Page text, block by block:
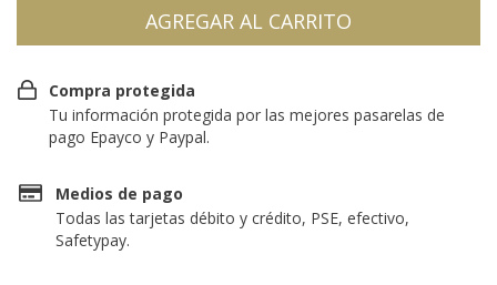
Compra protegida
Tu información protegida por las mejores pasarelas de
pago Epayco y Paypal.
Medios de pago
Todas las tarjetas débito y crédito, PSE, efectivo,
Safetypay.